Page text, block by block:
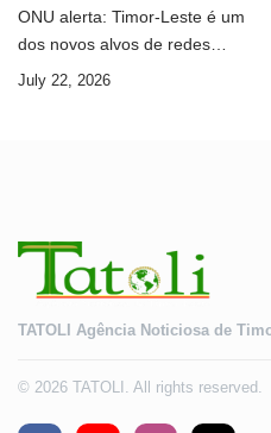
ONU alerta: Timor-Leste é um
dos novos alvos de redes
internacionais de cibercrime
July 22, 2026
TATOLI Agência Noticiosa de
© 2026 TATOLI. All rights reserved.